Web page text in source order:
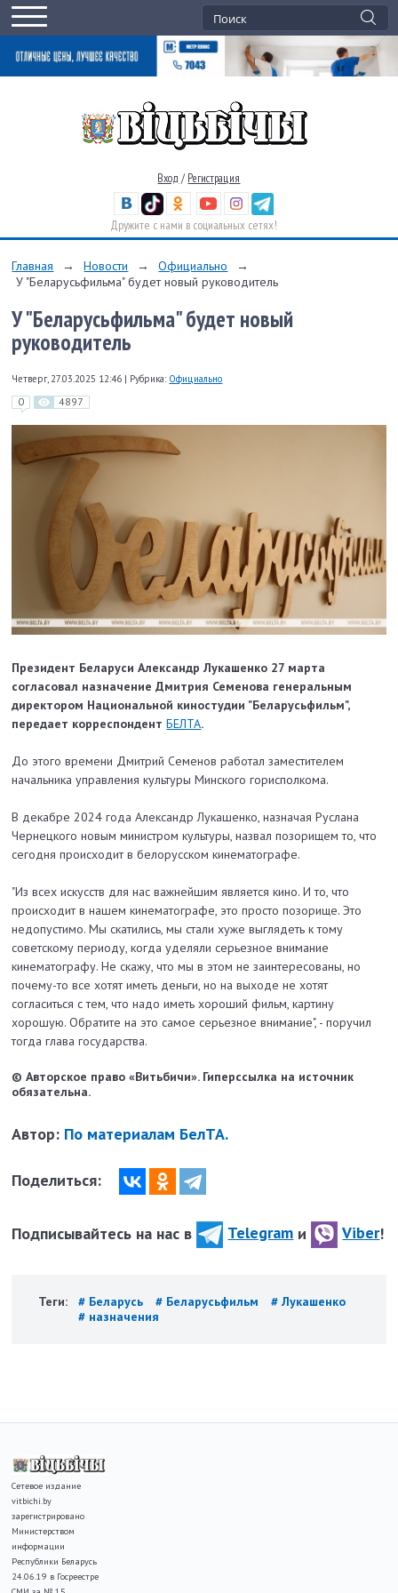
Вход / Регистрация
Дружите с нами в социальных сетях!
Главная → Новости → Официально
→
У "Беларусьфильма" будет новый руководитель
У "Беларусьфильма" будет новый
руководитель
Четверг, 27.03.2025 12:46 | Рубрика: Официально
0 4897
Президент Беларуси Александр Лукашенко 27 марта
согласовал назначение Дмитрия Семенова генеральным
директором Национальной киностудии "Беларусьфильм",
передает корреспондентБЕЛТА.
До этого времени Дмитрий Семенов работал заместителем
начальника управления культуры Минского горисполкома.
В декабре 2024 года Александр Лукашенко, назначая Руслана
Чернецкого новым министром культуры, назвал позорищем то, что
сегодня происходит в белорусском кинематографе.
"Из всех искусств для нас важнейшим является кино. И то, что
происходит в нашем кинематографе, это просто позорище. Это
недопустимо. Мы скатились, мы стали хуже выглядеть к тому
советскому периоду, когда уделяли серьезное внимание
кинематографу. Не скажу, что мы в этом не заинтересованы, но
почему-то все хотят иметь деньги, но на выходе не хотят
согласиться с тем, что надо иметь хороший фильм, картину
хорошую. Обратите на это самое серьезное внимание", - поручил
тогда глава государства.
© Авторское право «Витьбичи». Гиперссылка на источник
обязательна.
Автор: По материалам БелТА.
Поделиться:
Подписывайтесь на нас в Telegram и Viber!
Теги: # Беларусь # Беларусьфильм
# Лукашенко
# назначения
Сетевое издание
vitbichi.by
зарегистрировано
Министерством
информации
Республики Беларусь
24.06.19 в Госреестре